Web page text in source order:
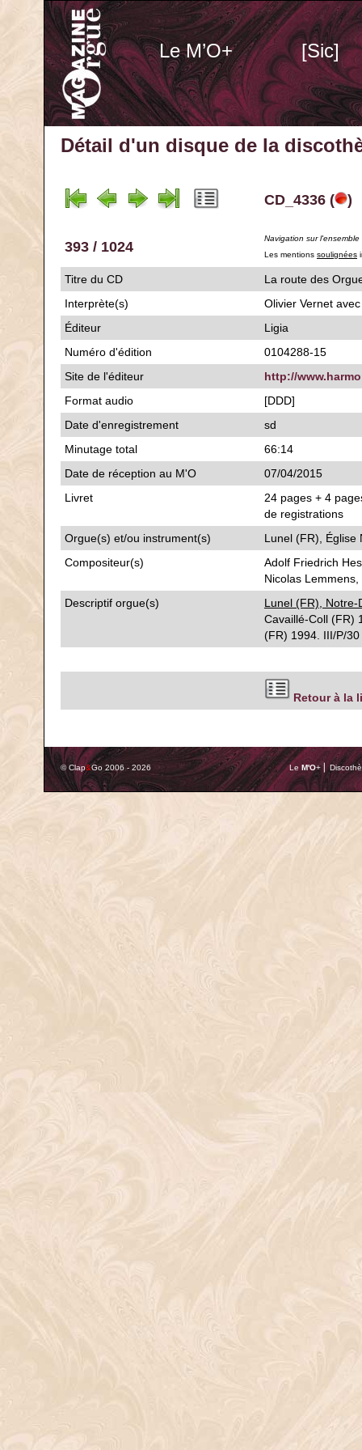
Le M’O+ [Sic]
Détail d'un disque de la
CD_4336 ( )
393 / 1024
Navigation sur
Les mentions soulignées
Titre du CD
La route des
Interprète(s)
Olivier Vernet
Éditeur
Ligia
Numéro d'édition
0104288-15
Site de l'éditeur
http://
Format audio
[DDD]
Date d'enregistrement
sd
Minutage total
66:14
Date de réception au M'O
07/04/2015
Livret
24 pages + 4
de registrations
Orgue(s) et/ou instrument(s)
Lunel (FR), Église
Compositeur(s)
Adolf Friedrich
Nicolas
Descriptif orgue(s)
Lunel (FR), Notre-
Cavaillé-Coll (FR)
(FR) 1994. III/P/30
Retour à la
© Clap&Go 2006 - 2026 Le M'O+ ⎢